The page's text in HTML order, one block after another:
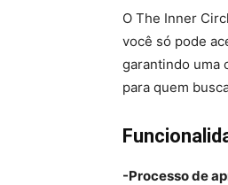
O The Inner
você só pode
garantindo uma
para quem
-Processo de